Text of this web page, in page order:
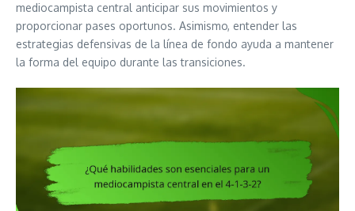
mediocampista central anticipar sus movimientos y
proporcionar pases oportunos. Asimismo, entender las
estrategias defensivas de la línea de fondo ayuda a mantener
la forma del equipo durante las transiciones.